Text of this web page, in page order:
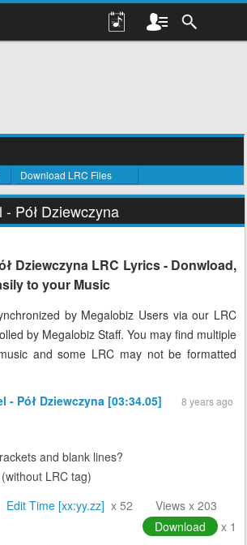
Download LRC Files
Pół Dziewczyna
Dziewczyna LRC Lyrics - Donwload,
to your Music
by Megalobiz Users via our LRC
by Megalobiz Staff. You may find multiple
and some LRC may not be formatted
- Pół Dziewczyna [03:34.05]
8 years ago
and blank lines?
LRC tag)
Edit Time [xx:yy.zz] x 52
Views x 203
Download
x 1